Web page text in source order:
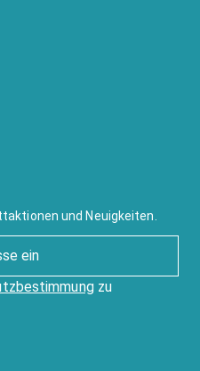
und Neuigkeiten.
zu